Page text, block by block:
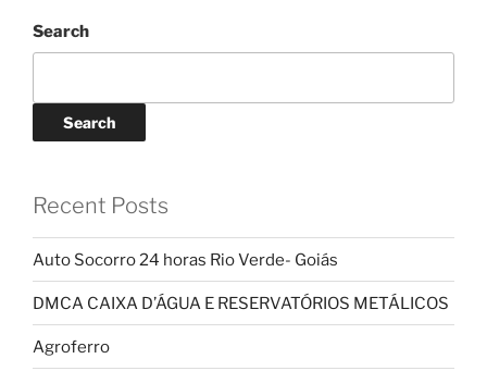
Search
Search
Recent Posts
Auto Socorro 24 horas Rio Verde- Goiás
DMCA CAIXA D’ÁGUA E RESERVATÓRIOS METÁLICOS
Agroferro